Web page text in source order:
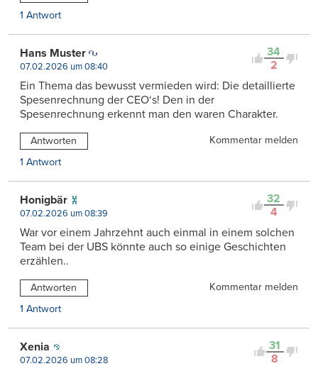
1 Antwort
34
2
Hans Muster
07.02.2026 um 08:40
Ein Thema das bewusst vermieden wird: Die detaillierte
Spesenrechnung der CEO‘s! Den in der
Spesenrechnung erkennt man den waren Charakter.
Antworten
Kommentar melden
1 Antwort
32
4
Honigbär
07.02.2026 um 08:39
War vor einem Jahrzehnt auch einmal in einem solchen
Team bei der UBS könnte auch so einige Geschichten
erzählen..
Antworten
Kommentar melden
1 Antwort
31
8
Xenia
07.02.2026 um 08:28